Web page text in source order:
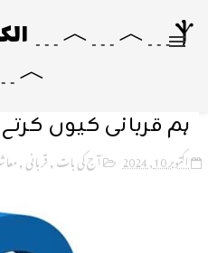
ہم قربانی کیوں
اکتوبر 10, 2024 آج کی بات,قربانی,